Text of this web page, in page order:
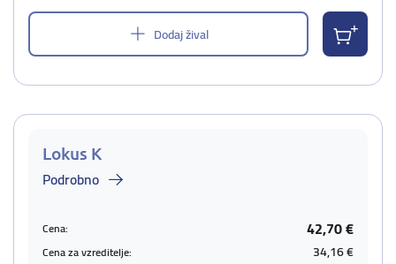
Dodaj žival
Lokus K
Podrobno
Cena: 42,70 €
Cena za vzreditelje: 34,16 €